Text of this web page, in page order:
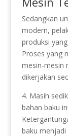
Sedangkan
modern,
produksi
Proses yang
mesin-mesin
dikerjakan
4. Masih
bahan baku
baku menjadi